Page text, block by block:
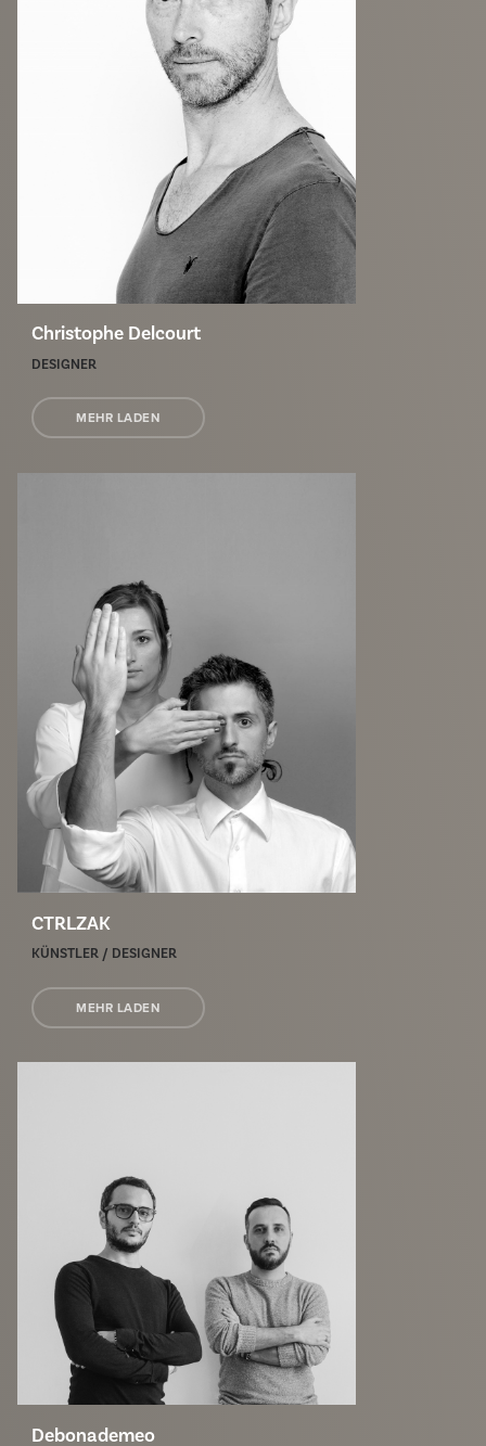
Christophe Delcourt
DESIGNER
MEHR LADEN
CTRLZAK
KÜNSTLER / DESIGNER
MEHR LADEN
Debonademeo